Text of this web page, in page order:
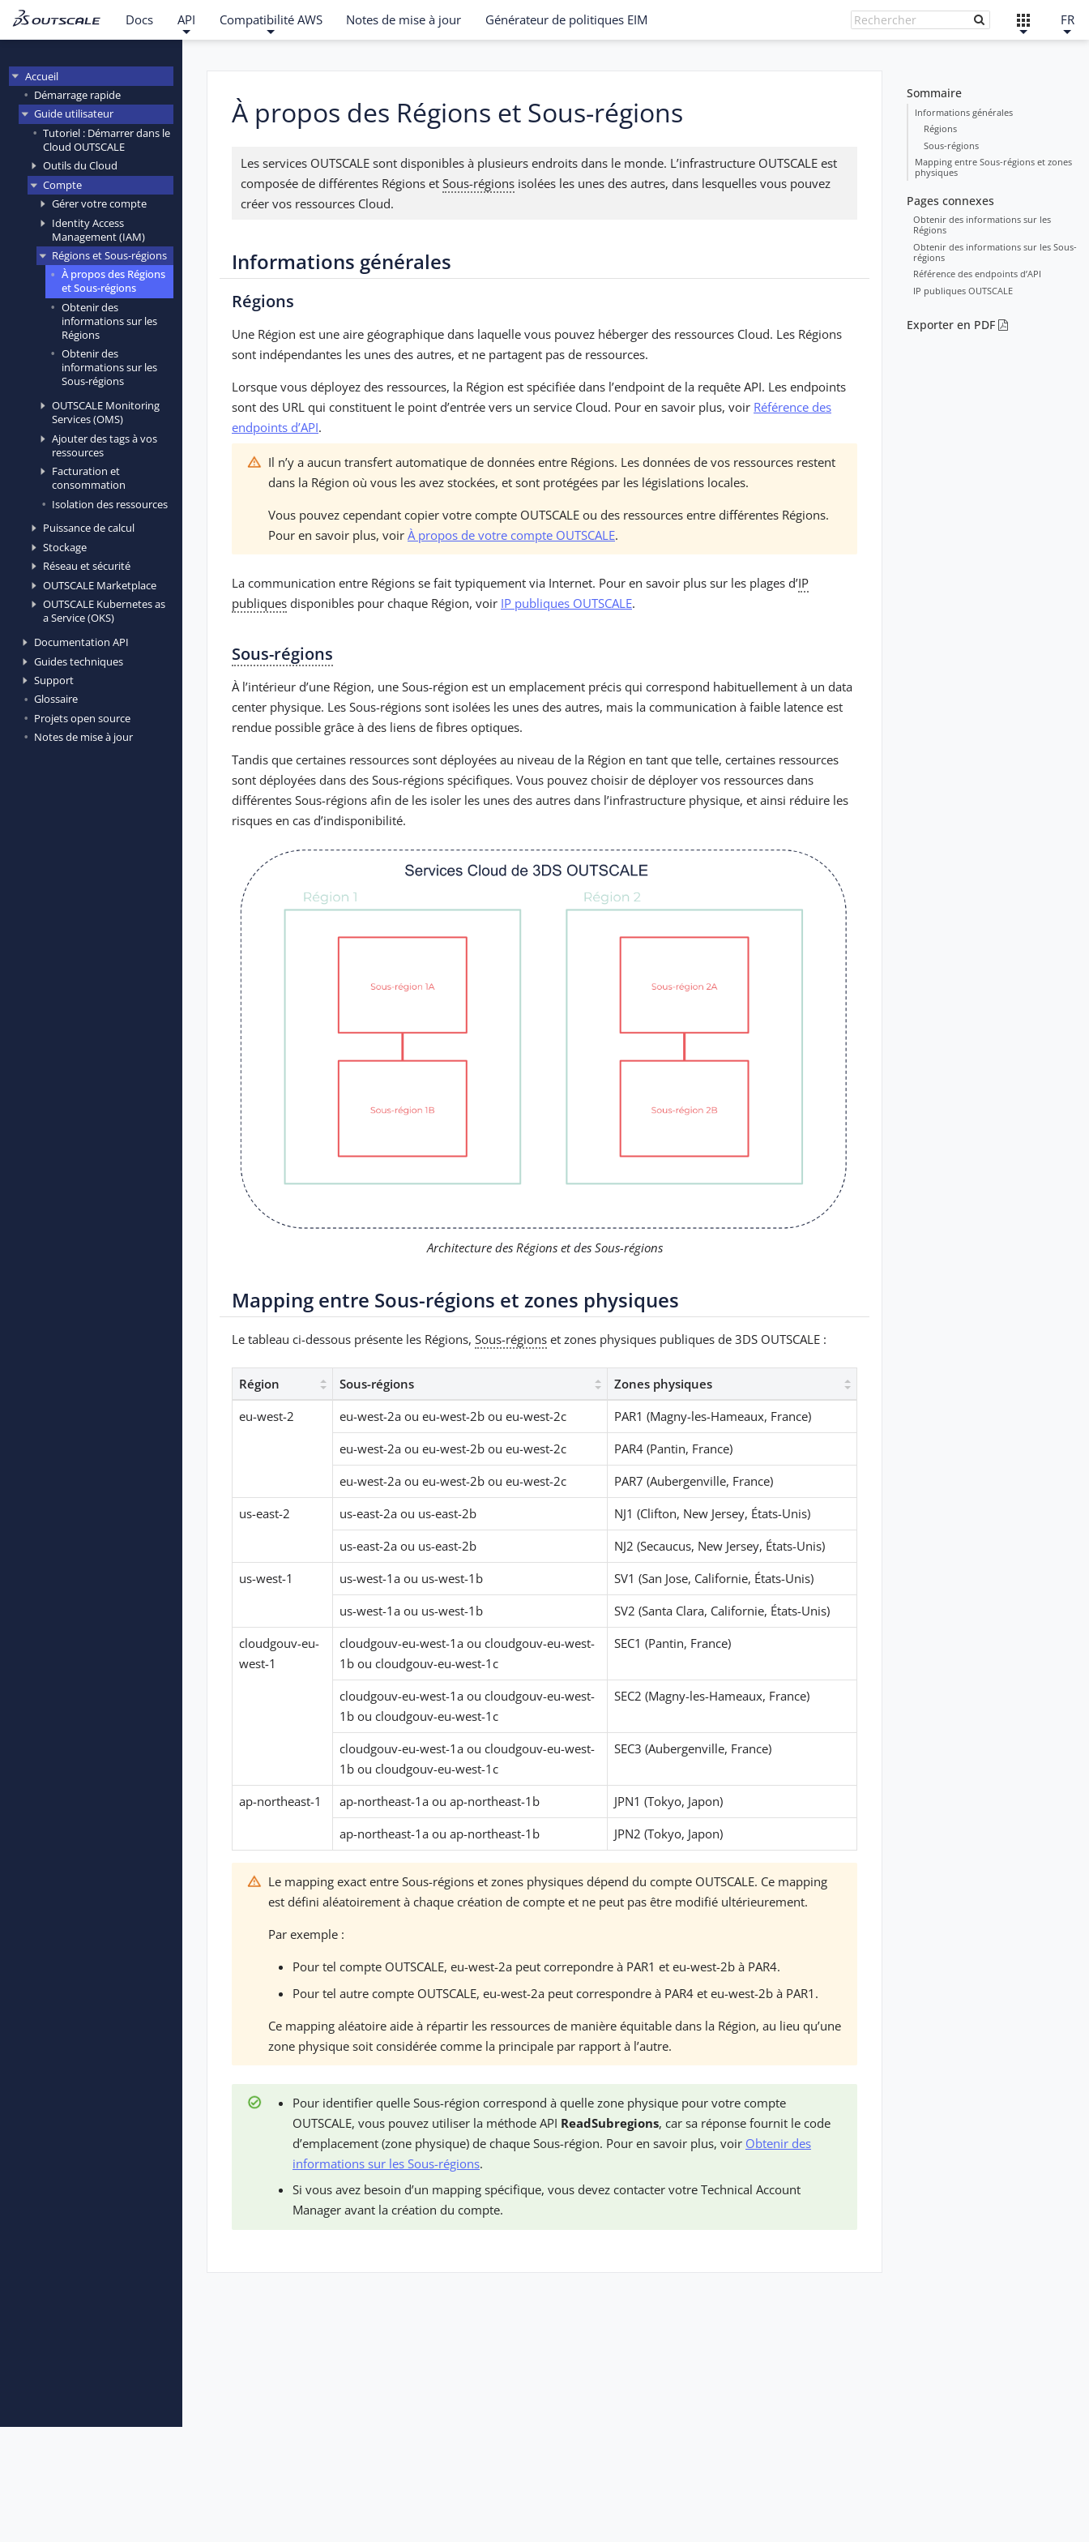
Docs API Compatibilité AWS Notes de mise à jour Générateur de politiques EIM FR
Accueil
Démarrage rapide
Guide utilisateur
Tutoriel : Démarrer dans le
Cloud OUTSCALE
Outils du Cloud
Compte
Gérer votre compte
Identity Access
Management (IAM)
Régions et Sous-régions
À propos des Régions
et Sous-régions
Obtenir des
informations sur les
Régions
Obtenir des
informations sur les
Sous-régions
OUTSCALE Monitoring
Services (OMS)
Ajouter des tags à vos
ressources
Facturation et
consommation
Isolation des ressources
Puissance de calcul
Stockage
Réseau et sécurité
OUTSCALE Marketplace
OUTSCALE Kubernetes as
a Service (OKS)
Documentation API
Guides techniques
Support
Glossaire
Projets open source
Notes de mise à jour
Sommaire
Informations générales
Régions
Sous-régions
Mapping entre Sous-régions et zones
physiques
Pages connexes
Obtenir des informations sur les
Régions
Obtenir des informations sur les Sous-
régions
Référence des endpoints d’API
IP publiques OUTSCALE
Exporter en PDF
À propos des Régions et Sous-régions
Les services OUTSCALE sont disponibles à plusieurs endroits dans le monde. L’infrastructure OUTSCALE est
composée de différentes Régions etSous-régions isolées les unes des autres, dans lesquelles vous pouvez
créer vos ressources Cloud.
Informations générales
Régions
Une Région est une aire géographique dans laquelle vous pouvez héberger des ressources Cloud. Les Régions
sont indépendantes les unes des autres, et ne partagent pas de ressources.
Lorsque vous déployez des ressources, la Région est spécifiée dans l’endpoint de la requête API. Les endpoints
sont des URL qui constituent le point d’entrée vers un service Cloud. Pour en savoir plus, voir Référence des
endpoints d’API.
Il n’y a aucun transfert automatique de données entre Régions. Les données de vos ressources restent
dans la Région où vous les avez stockées, et sont protégées par les législations locales.
Vous pouvez cependant copier votre compte OUTSCALE ou des ressources entre différentes Régions.
Pour en savoir plus, voir À propos de votre compte OUTSCALE.
La communication entre Régions se fait typiquement via Internet. Pour en savoir plus sur les plages d’IP
publiques disponibles pour chaque Région, voir IP publiques OUTSCALE.
Sous-régions
À l’intérieur d’une Région, une Sous-région est un emplacement précis qui correspond habituellement à un data
center physique. Les Sous-régions sont isolées les unes des autres, mais la communication à faible latence est
rendue possible grâce à des liens de fibres optiques.
Tandis que certaines ressources sont déployées au niveau de la Région en tant que telle, certaines ressources
sont déployées dans des Sous-régions spécifiques. Vous pouvez choisir de déployer vos ressources dans
différentes Sous-régions afin de les isoler les unes des autres dans l’infrastructure physique, et ainsi réduire les
risques en cas d’indisponibilité.
Architecture des Régions et des Sous-régions
Mapping entre Sous-régions et zones physiques
Le tableau ci-dessous présente les Régions, Sous-régions et zones physiques publiques de 3DS OUTSCALE :
Région Sous-régions
Zones physiques
eu-west-2
eu-west-2a ou eu-west-2b ou eu-west-2c
PAR1 (Magny-les-Hameaux, France)
eu-west-2a ou eu-west-2b ou eu-west-2c
PAR4 (Pantin, France)
eu-west-2a ou eu-west-2b ou eu-west-2c
PAR7 (Aubergenville, France)
us-east-2
us-east-2a ou us-east-2b
NJ1 (Clifton, New Jersey, États-Unis)
us-east-2a ou us-east-2b
NJ2 (Secaucus, New Jersey, États-Unis)
us-west-1
us-west-1a ou us-west-1b
SV1 (San Jose, Californie, États-Unis)
us-west-1a ou us-west-1b
SV2 (Santa Clara, Californie, États-Unis)
cloudgouv-eu-
west-1
cloudgouv-eu-west-1a ou cloudgouv-eu-west-
1b ou cloudgouv-eu-west-1c
SEC1 (Pantin, France)
cloudgouv-eu-west-1a ou cloudgouv-eu-west-
1b ou cloudgouv-eu-west-1c
SEC2 (Magny-les-Hameaux, France)
cloudgouv-eu-west-1a ou cloudgouv-eu-west-
1b ou cloudgouv-eu-west-1c
SEC3 (Aubergenville, France)
ap-northeast-1 ap-northeast-1a ou ap-northeast-1b
JPN1 (Tokyo, Japon)
ap-northeast-1a ou ap-northeast-1b
JPN2 (Tokyo, Japon)
Le mapping exact entre Sous-régions et zones physiques dépend du compte OUTSCALE. Ce mapping
est défini aléatoirement à chaque création de compte et ne peut pas être modifié ultérieurement.
Par exemple :
Pour tel compte OUTSCALE, eu-west-2a peut correpondre à PAR1 et eu-west-2b à PAR4.
Pour tel autre compte OUTSCALE, eu-west-2a peut correspondre à PAR4 et eu-west-2b à PAR1.
Ce mapping aléatoire aide à répartir les ressources de manière équitable dans la Région, au lieu qu’une
zone physique soit considérée comme la principale par rapport à l’autre.
Pour identifier quelle Sous-région correspond à quelle zone physique pour votre compte
OUTSCALE, vous pouvez utiliser la méthode API ReadSubregions, car sa réponse fournit le code
d’emplacement (zone physique) de chaque Sous-région. Pour en savoir plus, voir Obtenir des
informations sur les Sous-régions.
Si vous avez besoin d’un mapping spécifique, vous devez contacter votre Technical Account
Manager avant la création du compte.